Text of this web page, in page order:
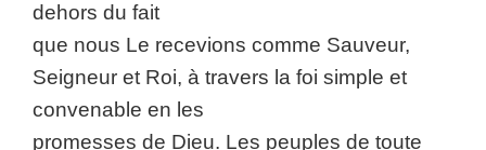
dehors du fait
que nous Le recevions comme Sauveur,
Seigneur et Roi, à travers la foi simple et
convenable en les
promesses de Dieu. Les peuples de toute